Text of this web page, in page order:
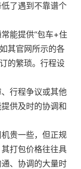
了遇到不靠谱个
能提供“包车+住
其官网所示的各
的繁琐。行程设
行程争议或其他
供及时的协调和
贵一些，但正规
打包价格往往具
、协调的大量时